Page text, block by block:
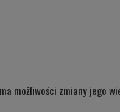
możliwości zmiany jego